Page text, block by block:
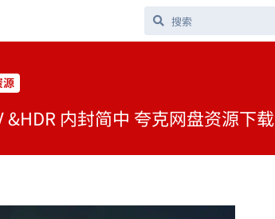
源
&HDR 内封简中 夸克网盘资源下载